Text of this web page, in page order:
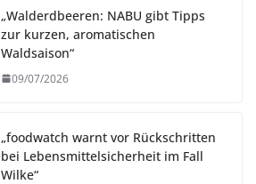
„Walderdbeeren: NABU gibt Tipps
zur kurzen, aromatischen
Waldsaison“
09/07/2026
„foodwatch warnt vor Rückschritten
bei Lebensmittelsicherheit im Fall
Wilke“